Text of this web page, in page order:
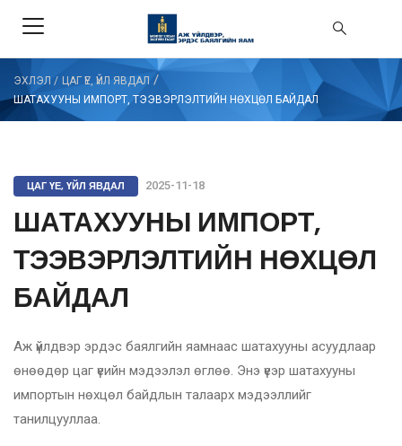
ЭХЛЭЛ / ЦАГ ҮЕ, ҮЙЛ ЯВДАЛ /
ШАТАХУУНЫ ИМПОРТ, ТЭЭВЭРЛЭЛТИЙН НӨХЦӨЛ БАЙДАЛ
ЦАГ ҮЕ, ҮЙЛ ЯВДАЛ 2025-11-18
ШАТАХУУНЫ ИМПОРТ,
ТЭЭВЭРЛЭЛТИЙН НӨХЦӨЛ
БАЙДАЛ
Аж үйлдвэр эрдэс баялгийн яамнаас шатахууны асуудлаар
өнөөдөр цаг үеийн мэдээлэл өглөө. Энэ үеэр шатахууны
импортын нөхцөл байдлын талаарх мэдээллийг
танилцууллаа.